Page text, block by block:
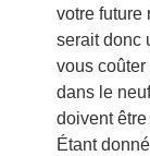
votre future
serait donc
vous coûter
dans le
doivent
Étant